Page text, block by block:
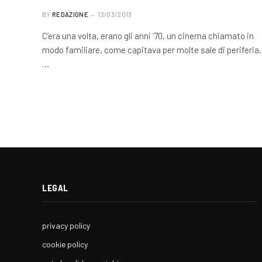
BY REDAZIONE 13/03/2013
C’era una volta, erano gli anni ’70, un cinema chiamato in
modo familiare, come capitava per molte sale di periferia,
…
LEGAL
privacy policy
cookie policy